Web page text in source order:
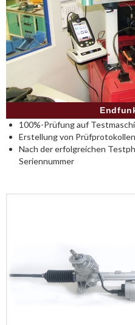
100%-Prüfung auf
Erstellung von Prüfprotokollen
Nach der erfolgreichen
Seriennummer